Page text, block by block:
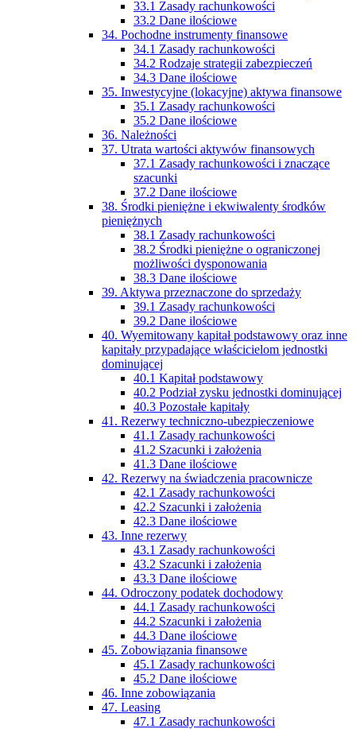
33.1 Zasady rachunkowości
33.2 Dane ilościowe
34. Pochodne instrumenty finansowe
34.1 Zasady rachunkowości
34.2 Rodzaje strategii zabezpieczeń
34.3 Dane ilościowe
35. Inwestycyjne (lokacyjne) aktywa finansowe
35.1 Zasady rachunkowości
35.2 Dane ilościowe
36. Należności
37. Utrata wartości aktywów finansowych
37.1 Zasady rachunkowości i znaczące
szacunki
37.2 Dane ilościowe
38. Środki pieniężne i ekwiwalenty środków
pieniężnych
38.1 Zasady rachunkowości
38.2 Środki pieniężne o ograniczonej
możliwości dysponowania
38.3 Dane ilościowe
39. Aktywa przeznaczone do sprzedaży
39.1 Zasady rachunkowości
39.2 Dane ilościowe
40. Wyemitowany kapitał podstawowy oraz inne
kapitały przypadające właścicielom jednostki
dominującej
40.1 Kapitał podstawowy
40.2 Podział zysku jednostki dominującej
40.3 Pozostałe kapitały
41. Rezerwy techniczno-ubezpieczeniowe
41.1 Zasady rachunkowości
41.2 Szacunki i założenia
41.3 Dane ilościowe
42. Rezerwy na świadczenia pracownicze
42.1 Zasady rachunkowości
42.2 Szacunki i założenia
42.3 Dane ilościowe
43. Inne rezerwy
43.1 Zasady rachunkowości
43.2 Szacunki i założenia
43.3 Dane ilościowe
44. Odroczony podatek dochodowy
44.1 Zasady rachunkowości
44.2 Szacunki i założenia
44.3 Dane ilościowe
45. Zobowiązania finansowe
45.1 Zasady rachunkowości
45.2 Dane ilościowe
46. Inne zobowiązania
47. Leasing
47.1 Zasady rachunkowości